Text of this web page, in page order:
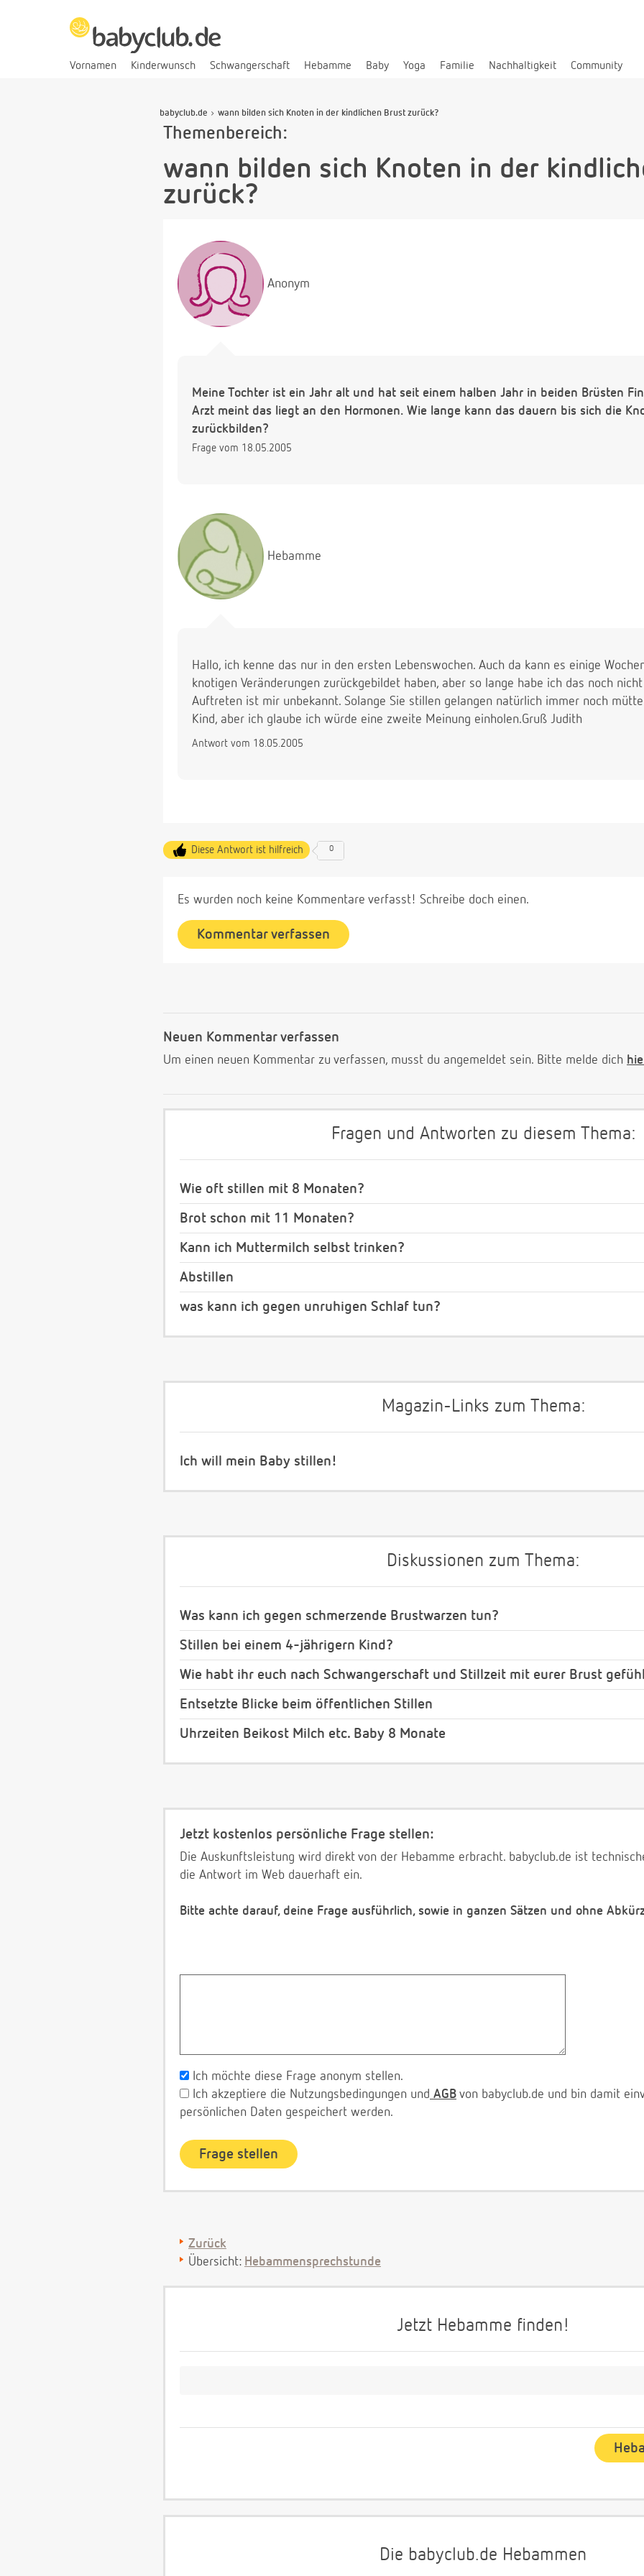
Vornamen Kinderwunsch Schwangerschaft Hebamme Baby Yoga Familie Nachhaltigkeit Community
babyclub.de wann bilden sich Knoten in der kindlichen Brust zurück?
Themenbereich:
wann bilden sich Knoten in der
zurück?
Anonym
Meine Tochter ist ein Jahr alt und hat seit einem halben Jahr in beiden Brüsten
Arzt meint das liegt an den Hormonen. Wie lange kann das dauern bis sich die
zurückbilden?
Frage vom 18.05.2005
Hebamme
Hallo, ich kenne das nur in den ersten Lebenswochen. Auch da kann es einige
knotigen Veränderungen zurückgebildet haben, aber so lange habe ich das noch
Auftreten ist mir unbekannt. Solange Sie stillen gelangen natürlich immer noch
Kind, aber ich glaube ich würde eine zweite Meinung einholen.Gruß Judith
Antwort vom 18.05.2005
Diese Antwort ist hilfreich 0
Es wurden noch keine Kommentare verfasst! Schreibe doch einen.
Kommentar verfassen
Neuen Kommentar verfassen
Um einen neuen Kommentar zu verfassen, musst du angemeldet sein. Bitte melde dich
Fragen und Antworten zu diesem Thema:
Wie oft stillen mit 8 Monaten?
Brot schon mit 11 Monaten?
Kann ich Muttermilch selbst trinken?
Abstillen
was kann ich gegen unruhigen Schlaf tun?
Magazin-Links zum Thema:
Ich will mein Baby stillen!
Diskussionen zum Thema:
Was kann ich gegen schmerzende Brustwarzen tun?
Stillen bei einem 4-jährigern Kind?
Wie habt ihr euch nach Schwangerschaft und Stillzeit mit eurer Brust
Entsetzte Blicke beim öffentlichen Stillen
Uhrzeiten Beikost Milch etc. Baby 8 Monate
Jetzt kostenlos persönliche Frage stellen:
Die Auskunftsleistung wird direkt von der Hebamme erbracht. babyclub.de ist
die Antwort im Web dauerhaft ein.
Bitte achte darauf, deine Frage ausführlich, sowie in ganzen Sätzen und ohne
Ich möchte diese Frage anonym stellen.
Ich akzeptiere die Nutzungsbedingungen und AGB von babyclub.de und bin damit
persönlichen Daten gespeichert werden.
Zurück
Übersicht: Hebammensprechstunde
Jetzt Hebamme finden!
Die babyclub.de Hebammen